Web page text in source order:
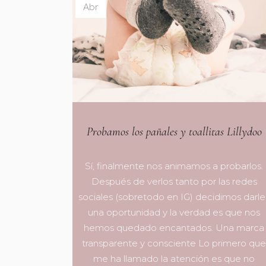
Abr
Probamos los pañales y toallitas Lillydoo
Sí, finalmente nos animamos a probarlos.
Después de verlos tanto por las redes
sociales (sobretodo en IG) decidimos
una oportunidad y la verdad es que nos
hemos quedado encantados. Una marca
transparente y consciente Lo primero que
me ha llamado la atención es que no